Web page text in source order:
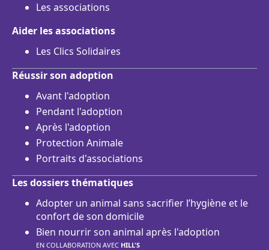
Les associations
Aider les associations
Les Clics Solidaires
Réussir son adoption
Avant l'adoption
Pendant l'adoption
Après l'adoption
Protection Animale
Portraits d'associations
Les dossiers thématiques
Adopter un animal sans sacrifier l’hygiène et le
confort de son domicile
Bien nourrir son animal après l'adoption
EN COLLABORATION AVEC HILL'S